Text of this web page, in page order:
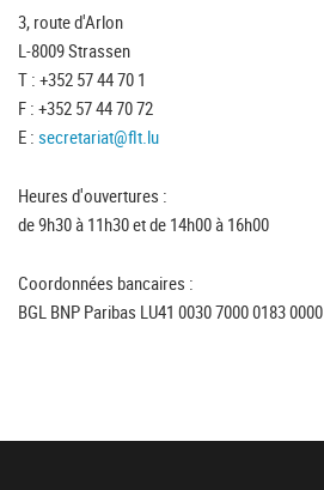
3, route d'Arlon
L-8009 Strassen
T : +352 57 44 70 1
F : +352 57 44 70 72
E : secretariat@flt.lu
Heures d'ouvertures :
de 9h30 à 11h30 et de 14h00 à 16h00
Coordonnées bancaires :
BGL BNP Paribas LU41 0030 7000 0183 0000